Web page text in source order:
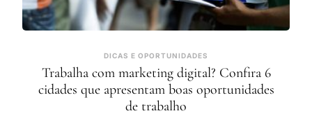
DICAS E OPORTUNIDADES
Trabalha com marketing digital? Confira 6
cidades que apresentam boas oportunidades
de trabalho